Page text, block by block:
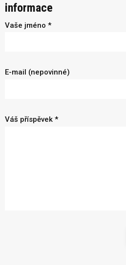
informace
Vaše jméno *
E-mail (nepovinné)
Váš příspěvek *